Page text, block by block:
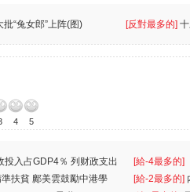
“兔女郎”上阵(图) [反對最多的]
4 5
投入占GDP4％ 列财政支出
[給-4最多的]
一
扶貧 鄺美雲鼓勵中港學
[給-2最多的]